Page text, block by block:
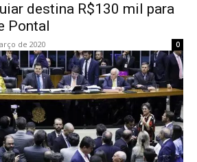
destina R$130 mil para
Pontal
de 2020 0